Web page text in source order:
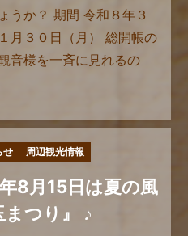
うか？ 期間 令和８年３
月３０日（月） 総開帳の
音様を一斉に見れるの
せ 周辺観光情報
8月15日は夏の風
つり』 ♪